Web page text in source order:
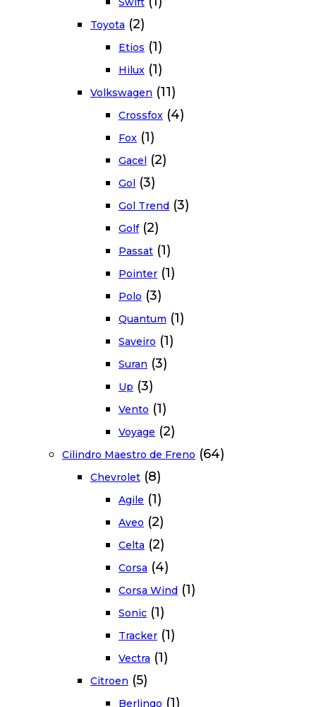
Toyota (2)
Etios (1)
Hilux (1)
Volkswagen (11)
Crossfox (4)
Fox (1)
Gacel (2)
Gol (3)
Gol Trend (3)
Golf (2)
Passat (1)
Pointer (1)
Polo (3)
Quantum (1)
Saveiro (1)
Suran (3)
Up (3)
Vento (1)
Voyage (2)
Cilindro Maestro de Freno (64)
Chevrolet (8)
Agile (1)
Aveo (2)
Celta (2)
Corsa (4)
Corsa Wind (1)
Sonic (1)
Tracker (1)
Vectra (1)
Citroen (5)
Berlingo (1)